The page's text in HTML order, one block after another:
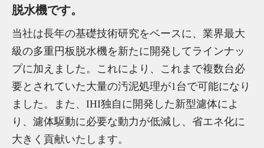
脱水機です。
当社は長年の基礎技術研究をベースに、業界最大
級の多重円板脱水機を新たに開発してラインナッ
プに加えました。これにより、これまで複数台必
要とされていた大量の汚泥処理が1台で可能になり
ました。また、IHI独自に開発した新型濾体によ
り、濾体駆動に必要な動力が低減し、省エネ化に
大きく貢献いたします。